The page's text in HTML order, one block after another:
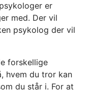
er
med. Der vil
psykolog der vil
forskellige
hvem du tror kan
du står i. For at